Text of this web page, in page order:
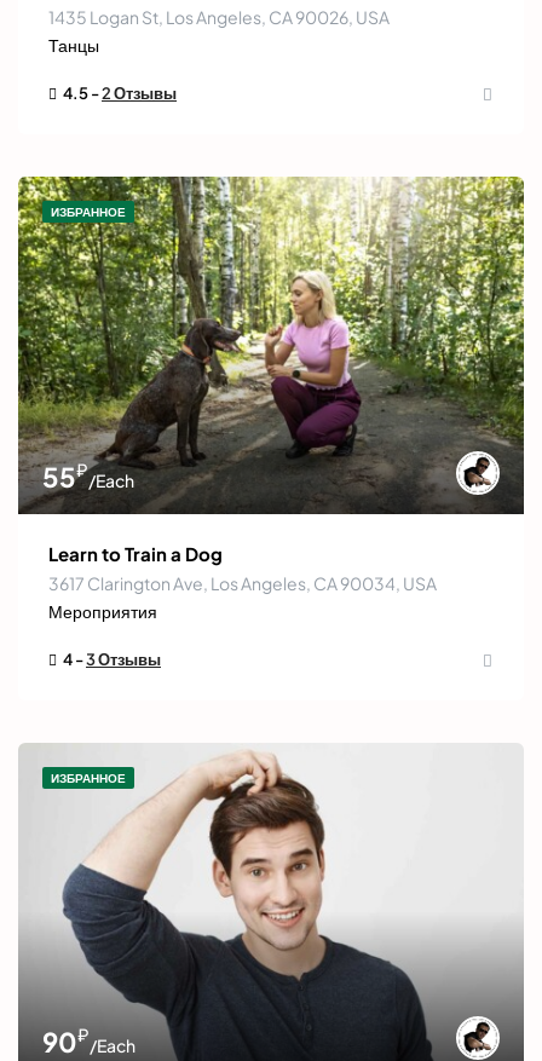
1435 Logan St, Los Angeles, CA 90026, USA
Танцы
4.5 -2 Отзывы
ИЗБРАННОЕ
55₽/Each
Learn to Train a Dog
3617 Clarington Ave, Los Angeles, CA 90034, USA
Мероприятия
4 -3 Отзывы
ИЗБРАННОЕ
90₽/Each